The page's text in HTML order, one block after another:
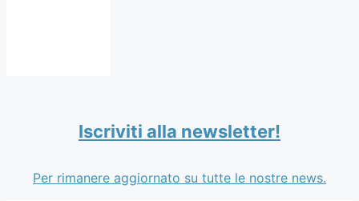
Iscriviti alla newsletter!
Per rimanere aggiornato su tutte le nostre news.